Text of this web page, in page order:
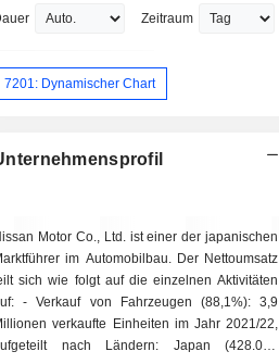
Zeitraum
7201: Dynamischer Chart
Motor Co., Ltd. ist einer der japanischen
im Automobilbau. Der Nettoumsatz
sich wie folgt auf die einzelnen Aktivitäten
- Verkauf von Fahrzeugen (88,1%): 3,9
verkaufte Einheiten im Jahr 2021/22,
nach Ländern: Japan (428.000